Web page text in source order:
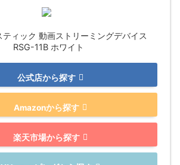
ィック 動画ストリーミングデバイス
RSG-11B ホワイト
公式店から探す
Amazonから探す
楽天市場から探す